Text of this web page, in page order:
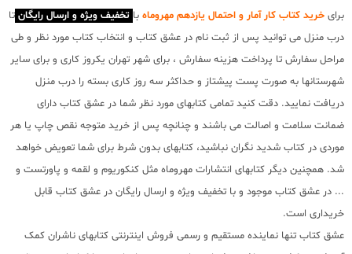
برای خرید کتاب کار آمار و احتمال یازدهم مهروماه با تخفیف ویژه و ارسال رایگان تا
درب منزل می توانید پس از ثبت نام در عشق کتاب و انتخاب کتاب مورد نظر و طی
مراحل سفارش تا پرداخت هزینه سفارش ، برای شهر تهران یکروز کاری و برای سایر
شهرستانها به صورت پست پیشتاز و حداکثر سه روز کاری بسته را درب منزل
دریافت نمایید. دقت کنید تمامی کتابهای مورد نظر شما در عشق کتاب دارای
ضمانت سلامت و اصالت می باشند و چنانچه پس از خرید متوجه نقص چاپ یا هر
موردی در کتاب شدید نگران نباشید، کتابهای بدون شرط برای شما تعویض خواهد
شد. همچنین دیگر کتابهای انتشارات مهروماه مثل کنکوریوم و لقمه و پاورتست و
... در عشق کتاب موجود و با تخفیف ویژه و ارسال رایگان در عشق کتاب قابل
خریداری است.
عشق کتاب تنها نماینده مستقیم و رسمی فروش اینترنتی کتابهای ناشران کمک